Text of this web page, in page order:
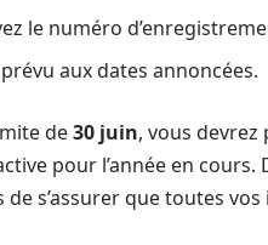
le numéro
aux dates annoncées.
de30 juin, vous devrez
pour l’année en
s’assurer que toutes